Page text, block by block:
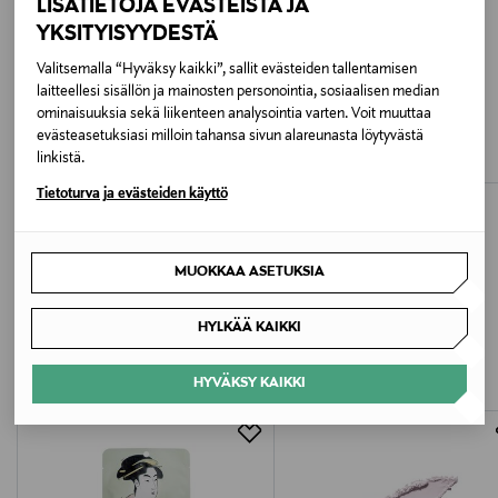
LISÄTIETOJA EVÄSTEISTÄ JA
YKSITYISYYDESTÄ
Valitsemalla “Hyväksy kaikki”, sallit evästeiden tallentamisen
laitteellesi sisällön ja mainosten personointia, sosiaalisen median
ominaisuuksia sekä liikenteen analysointia varten. Voit muuttaa
evästeasetuksiasi milloin tahansa sivun alareunasta löytyvästä
linkistä.
Tietoturva ja evästeiden käyttö
MUOKKAA ASETUKSIA
HYLKÄÄ KAIKKI
HYVÄKSY KAIKKI
NOCOL
Koko
30 ml
Ainesosaluettelo
Methoxydibenzoylmethane, Bis-Ethylhexyloxyphenol
Ethylhexyl Olivate, Hydroxyethyl Acrylate/Sodium
Acryloyldimethyl Taurate Copolymer, Glycerin,
Phenoxyethanol, Sodium Stearoyl Glutamate,
Cetearyl Alcohol, Ethylhexylglycerin, Polyisobutene,
Tocopheryl Acetate, PEG-7 Trimethylolpropane
Coconut Ether, Hydrogenated Olive Oil
Unsaponifiables, Disodium EDTA, Acrylates/C10-30
PATYKA
Soothing Cream -kasvovoide
AIVA
The Cream -kasvovoide
LISÄÄ KIINNOSTAVIA
TUOTTEITA